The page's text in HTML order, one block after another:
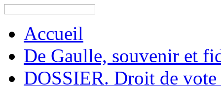
Accueil
De Gaulle, souvenir et
DOSSIER. Droit de vote